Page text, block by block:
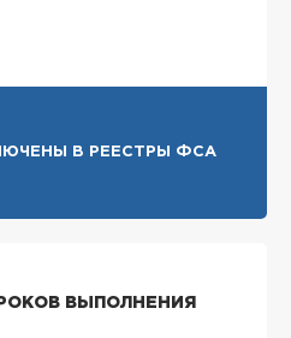
В РЕЕСТРЫ ФСА
ВЫПОЛНЕНИЯ